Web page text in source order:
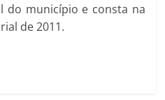
do município e consta na
de 2011.